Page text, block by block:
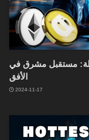
مستقبل مشرق في
الأفق
2024-11-17